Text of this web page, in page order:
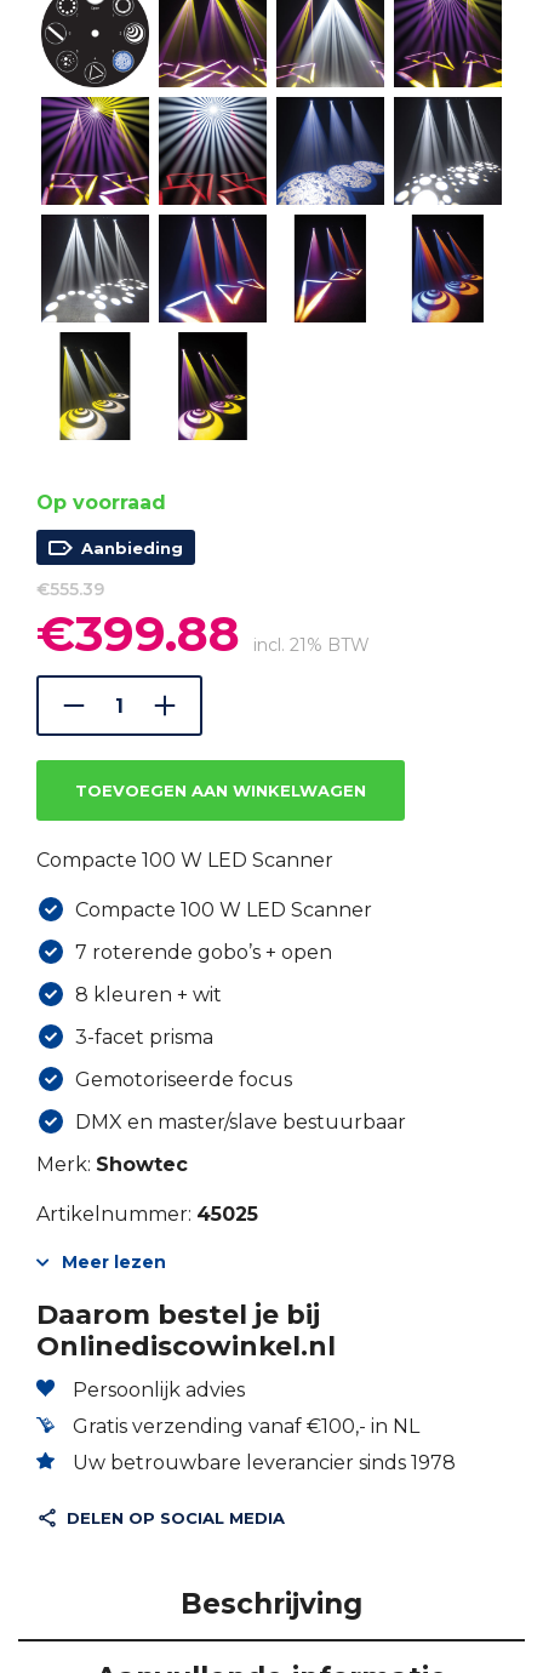
Op voorraad
Aanbieding
€555.39
Oorspronkelijke
prijs
was:
€555.39.
€399.88 prijs
incl. 21% BTW
TOEVOEGEN AAN WINKELWAGEN
Compacte 100 W LED Scanner
Compacte 100 W LED Scanner
7 roterende gobo’s + open
8 kleuren + wit
3-facet prisma
Gemotoriseerde focus
DMX en master/slave bestuurbaar
Merk: Showtec
Artikelnummer: 45025
Meer lezen
Daarom bestel je bij
Onlinediscowinkel.nl
Persoonlijk advies
Gratis verzending vanaf €100,- in NL
Uw betrouwbare leverancier sinds 1978
DELEN OP SOCIAL MEDIA
Beschrijving